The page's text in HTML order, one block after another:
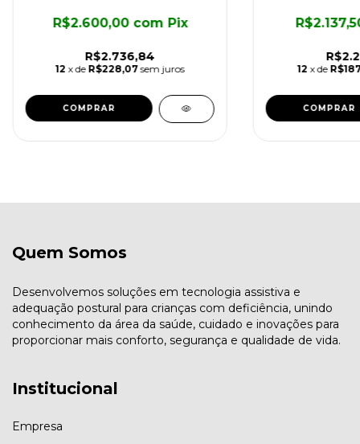
R$2.736,84
R$2.600,00 com Pix
12 x de R$228,07 sem juros 12 x de
Quem Somos
Desenvolvemos soluções em tecnologia assistiva e
adequação postural para crianças com deficiência, unindo
conhecimento da área da saúde, cuidado e inovações para
proporcionar mais conforto, segurança e qualidade de vida.
Institucional
Empresa